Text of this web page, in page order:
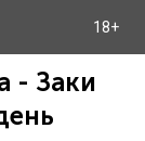
18+
- Заки